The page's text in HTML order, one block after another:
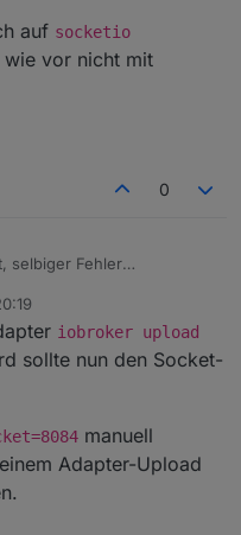
auf socketio
wie vor nicht mit
0
selbiger Fehler
ich auf
nach wie vor nicht mit
iobroker upload
sollte nun den Socket-
manuell
Adapter-Upload